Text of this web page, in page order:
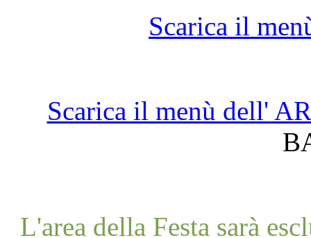
Scarica il
Scarica il menù dell'
L'area della Festa sarà